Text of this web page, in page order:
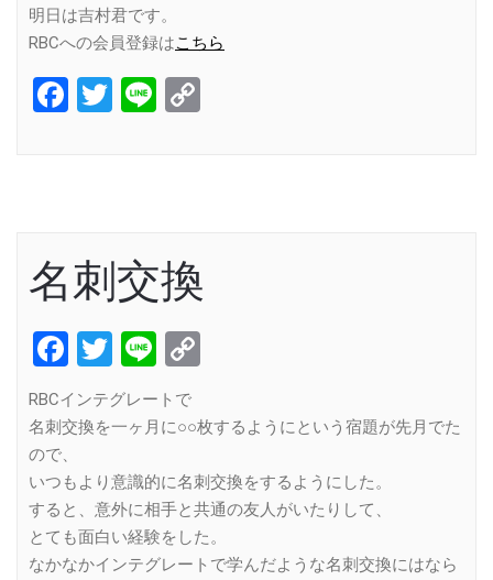
明日は吉村君です。
RBCへの会員登録はこちら
Facebook
Twitter
Line
名刺交換
Facebook
Twitter
Line
RBCインテグレートで
名刺交換を一ヶ月に○○枚するようにという宿題が先月でた
ので、
いつもより意識的に名刺交換をするようにした。
すると、意外に相手と共通の友人がいたりして、
とても面白い経験をした。
なかなかインテグレートで学んだような名刺交換にはなら